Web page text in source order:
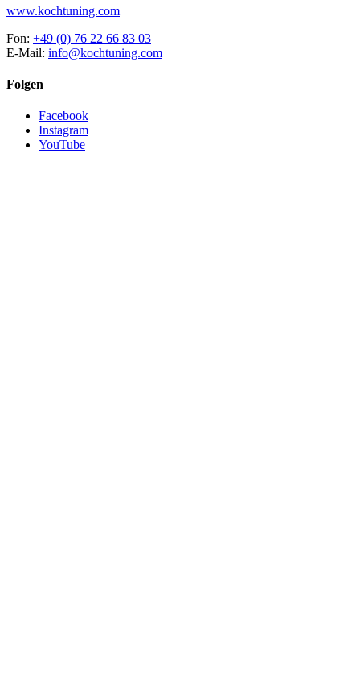
www.kochtuning.com
Fon: +49 (0) 76 22 66 83 03
E-Mail: info@kochtuning.com
Folgen
Facebook
Instagram
YouTube